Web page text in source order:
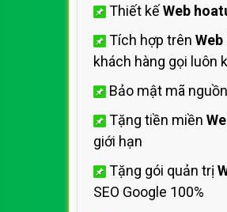
Thiết kếWeb
Tích hợp trên
khách hàng gọi luôn
Bảo mật mã nguồn
Tặng tiền miền
giới hạn
Tặng gói quản trị
SEO Google 100%